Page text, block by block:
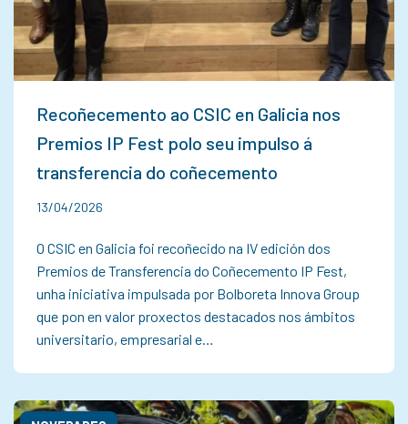
Recoñecemento ao CSIC en Galicia nos
Premios IP Fest polo seu impulso á
transferencia do coñecemento
13/04/2026
O CSIC en Galicia foi recoñecido na IV edición dos
Premios de Transferencia do Coñecemento IP Fest,
unha iniciativa impulsada por Bolboreta Innova Group
que pon en valor proxectos destacados nos ámbitos
universitario, empresarial e…